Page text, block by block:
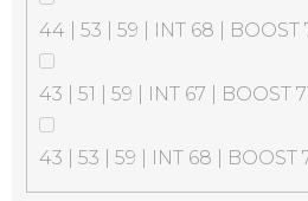
44 | 53 | 59 | INT 68 | BOOST
43 | 51 | 59 | INT 67 | BOOST
43 | 53 | 59 | INT 68 | BOOST